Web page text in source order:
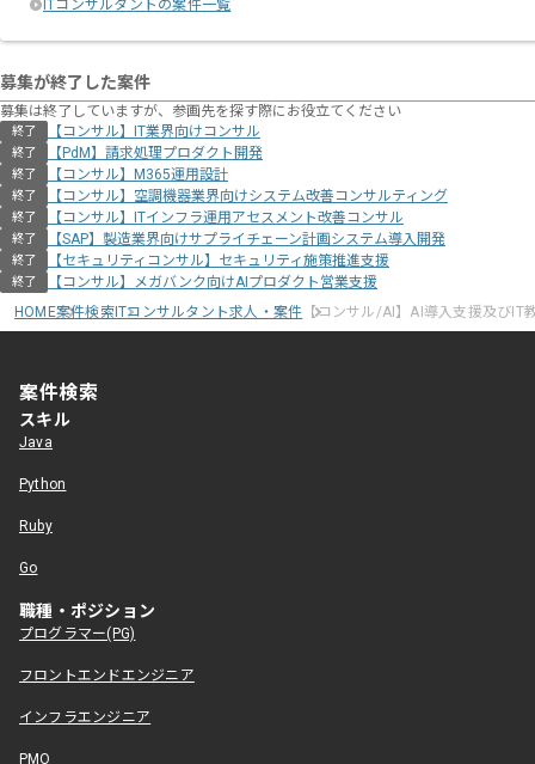
ITコンサルタントの案件一覧
募集が終了した案件
募集は終了していますが、参画先を探す際にお役立てください
終了 【コンサル】IT業界向けコンサル
終了 【PdM】請求処理プロダクト開発
終了 【コンサル】M365運用設計
終了 【コンサル】空調機器業界向けシステム改善コンサルティング
終了 【コンサル】ITインフラ運用アセスメント改善コンサル
終了 【SAP】製造業界向けサプライチェーン計画システム導入開発
終了 【セキュリティコンサル】セキュリティ施策推進支援
終了
【コンサル】メガバンク向けAIプロダクト営業支援
HOME案件検索ITコンサルタント求人・案件 【コンサル/AI】AI導入支援及びIT
案件検索
スキル
Java
Python
Ruby
Go
職種・ポジション
プログラマー(PG)
フロントエンドエンジニア
インフラエンジニア
PMO